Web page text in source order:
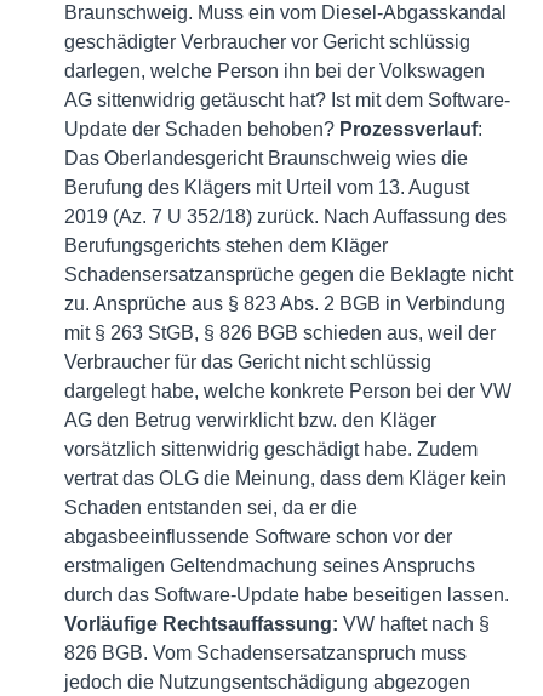
Braunschweig. Muss ein vom Diesel-Abgasskandal
geschädigter Verbraucher vor Gericht schlüssig
darlegen, welche Person ihn bei der Volkswagen
AG sittenwidrig getäuscht hat? Ist mit dem Software-
Update der Schaden behoben? Prozessverlauf:
Das Oberlandesgericht Braunschweig wies die
Berufung des Klägers mit Urteil vom 13. August
2019 (Az. 7 U 352/18) zurück. Nach Auffassung des
Berufungsgerichts stehen dem Kläger
Schadensersatzansprüche gegen die Beklagte nicht
zu. Ansprüche aus § 823 Abs. 2 BGB in Verbindung
mit § 263 StGB, § 826 BGB schieden aus, weil der
Verbraucher für das Gericht nicht schlüssig
dargelegt habe, welche konkrete Person bei der VW
AG den Betrug verwirklicht bzw. den Kläger
vorsätzlich sittenwidrig geschädigt habe. Zudem
vertrat das OLG die Meinung, dass dem Kläger kein
Schaden entstanden sei, da er die
abgasbeeinflussende Software schon vor der
erstmaligen Geltendmachung seines Anspruchs
durch das Software-Update habe beseitigen lassen.
Vorläufige Rechtsauffassung: VW haftet nach §
826 BGB. Vom Schadensersatzanspruch muss
jedoch die Nutzungsentschädigung abgezogen